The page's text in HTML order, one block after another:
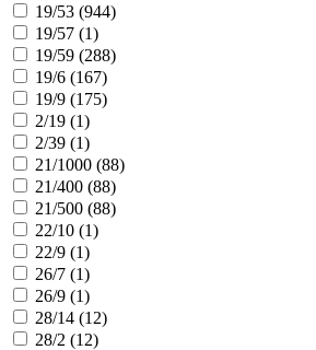
19/53 (944)
19/57 (1)
19/59 (288)
19/6 (167)
19/9 (175)
2/19 (1)
2/39 (1)
21/1000 (88)
21/400 (88)
21/500 (88)
22/10 (1)
22/9 (1)
26/7 (1)
26/9 (1)
28/14 (12)
28/2 (12)